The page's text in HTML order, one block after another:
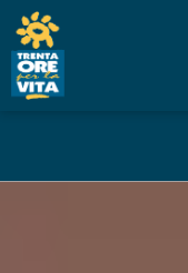
LA